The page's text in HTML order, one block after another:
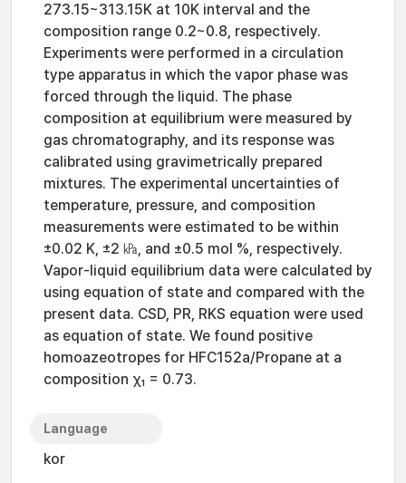
273.15~313.15K at 10K interval and the
composition range 0.2~0.8, respectively.
Experiments were performed in a circulation
type apparatus in which the vapor phase was
forced through the liquid. The phase
composition at equilibrium were measured by
gas chromatography, and its response was
calibrated using gravimetrically prepared
mixtures. The experimental uncertainties of
temperature, pressure, and composition
measurements were estimated to be within
±0.02 K, ±2 ㎪, and ±0.5 mol %, respectively.
Vapor-liquid equilibrium data were calculated by
using equation of state and compared with the
present data. CSD, PR, RKS equation were used
as equation of state. We found positive
homoazeotropes for HFC152a/Propane at a
composition χ₁ = 0.73.
Language
kor